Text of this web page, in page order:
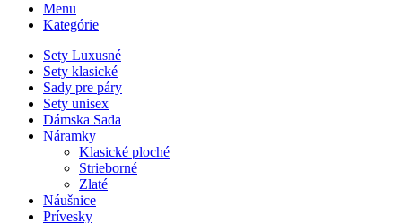
Menu
Kategórie
Sety Luxusné
Sety klasické
Sady pre páry
Sety unisex
Dámska Sada
Náramky
Klasické ploché
Strieborné
Zlaté
Náušnice
Prívesky